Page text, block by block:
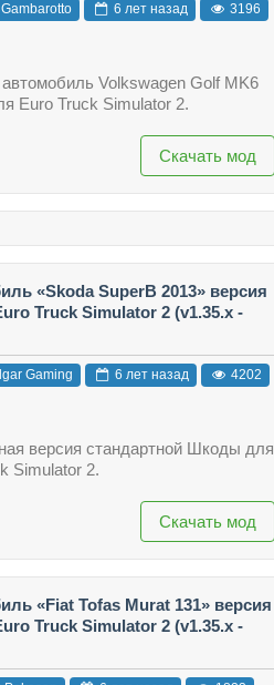
6 лет назад
3196
автомобиль Volkswagen Golf MK6
Euro Truck Simulator 2.
Скачать мод
«Skoda SuperB 2013» версия
Truck Simulator 2 (v1.35.x -
Gaming 6 лет назад
4202
версия стандартной Шкоды для
Simulator 2.
Скачать мод
«Fiat Tofas Murat 131» версия
Truck Simulator 2 (v1.35.x -